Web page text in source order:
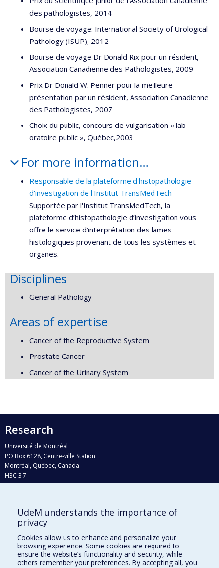
des pathologistes, 2014
Bourse de voyage: International Society of Urological
Pathology (ISUP), 2012
Bourse de voyage Dr Donald Rix pour un résident,
Association Canadienne des Pathologistes, 2009
Prix Dr Donald W. Penner pour la meilleure
présentation par un résident, Association Canadienne
des Pathologistes, 2007
Choix du public, concours de vulgarisation « lab-
oratoire public », Québec,2003
For more information…
Responsable de la plateforme d'histopathologie
d'investigation de l'Institut TransMedTech
Supportée par l'Institut TransMedTech, la
plateforme d’histopathologie d’investigation vous
offre le service d’interprétation des lames
histologiques provenant de tous les systèmes et
organes.
Disciplines
General Pathology
Areas of expertise
Cancer of the Reproductive System
Prostate Cancer
Cancer of the Urinary System
Research
Université de Montréal
PO Box 6128, Centre-ville Station
Montréal, Québec, Canada
H3C 3J7
Who does what?
Find us
Site map
UdeM understands the importance of
privacy
Cookies allow us to enhance and personalize your
browsing experience. Some cookies are required to
ensure the website’s functionality and security, while
others remember your preferences. By accepting all, you